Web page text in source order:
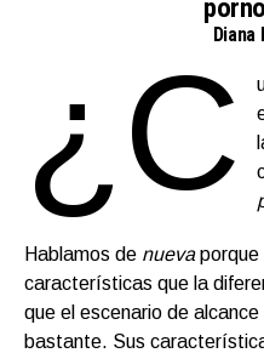
Diana
¿C
Hablamos de nuevaporque
características que la
que el escenario de
bastante. Sus